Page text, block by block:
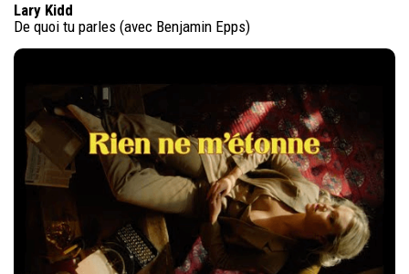
Lary Kidd
De quoi tu parles (avec Benjamin Epps)